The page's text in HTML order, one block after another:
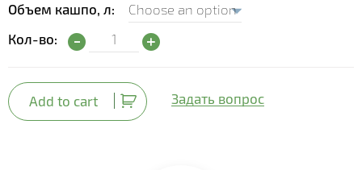
Объем кашпо, л
Кол-во:
Бакопа ампельная (Bacopa) quantity
Add to cart Задать вопрос